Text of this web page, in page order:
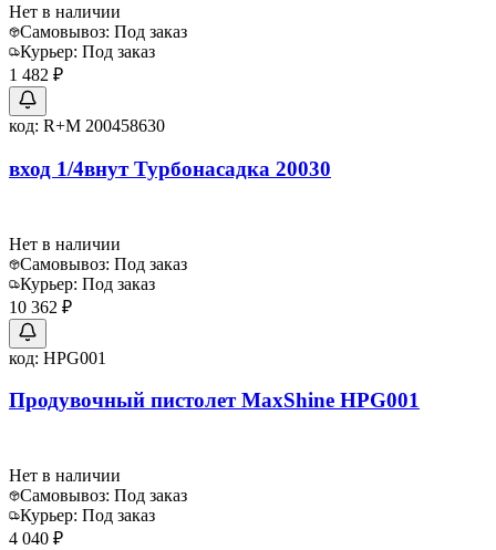
Нет в наличии
Самовывоз: Под заказ
Курьер: Под заказ
1 482 ₽
код: R+M 200458630
вход 1/4внут Турбонасадка 20030
Нет в наличии
Самовывоз: Под заказ
Курьер: Под заказ
10 362 ₽
код: HPG001
Продувочный пистолет MaxShine HPG001
Нет в наличии
Самовывоз: Под заказ
Курьер: Под заказ
4 040 ₽